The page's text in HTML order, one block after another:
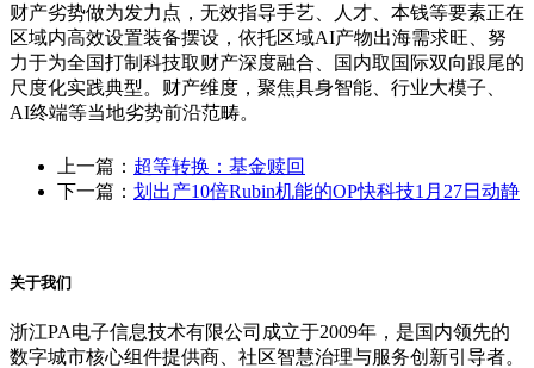
财产劣势做为发力点，无效指导手艺、人才、本钱等要素正在
区域内高效设置装备摆设，依托区域AI产物出海需求旺、努
力于为全国打制科技取财产深度融合、国内取国际双向跟尾的
尺度化实践典型。财产维度，聚焦具身智能、行业大模子、
AI终端等当地劣势前沿范畴。
上一篇： 超等转换：基金赎回
下一篇： 划出产10倍Rubin机能的OP快科技1月27日动静
关于我们
浙江PA电子信息技术有限公司成立于2009年，是国内领先的
数字城市核心组件提供商、社区智慧治理与服务创新引导者。